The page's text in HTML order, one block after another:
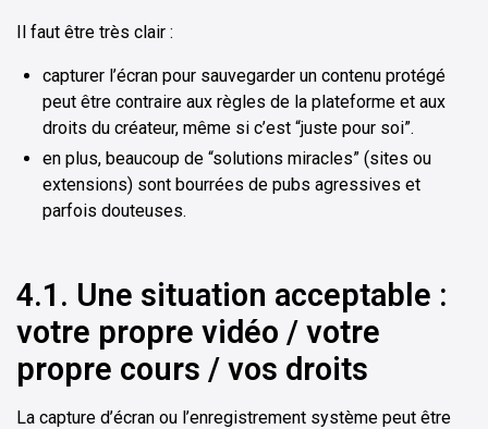
Il faut être très clair :
capturer l’écran pour sauvegarder un contenu protégé
peut être contraire aux règles de la plateforme et aux
droits du créateur, même si c’est “juste pour soi”.
en plus, beaucoup de “solutions miracles” (sites ou
extensions) sont bourrées de pubs agressives et
parfois douteuses.
4.1. Une situation acceptable :
votre propre vidéo / votre
propre cours / vos droits
La capture d’écran ou l’enregistrement système peut être